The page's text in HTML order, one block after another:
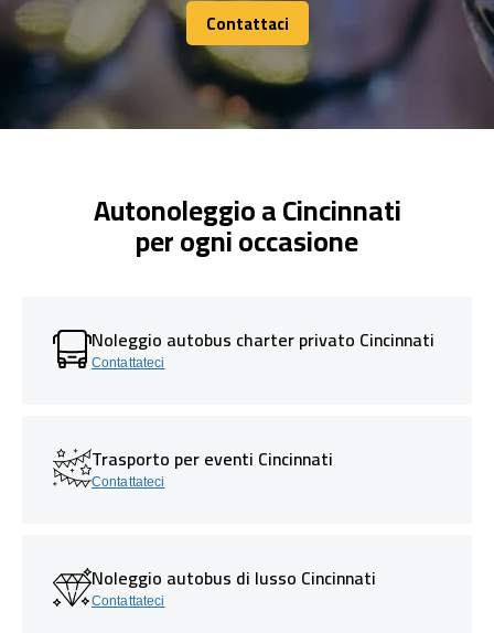
Contattaci
Contattaci
Autonoleggio a Cincinnati
per ogni occasione
Noleggio autobus charter privato Cincinnati
Contattateci
Trasporto per eventi Cincinnati
Contattateci
Noleggio autobus di lusso Cincinnati
Contattateci